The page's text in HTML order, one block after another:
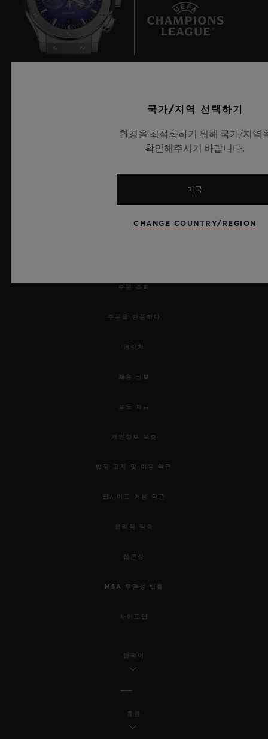
서비스
주문 조회
주문을 반품하다
연락처
채용 정보
보도 자료
개인정보 보호
법적 고지 및 이용 약관
웹사이트 이용 약관
윤리적 약속
접근성
MSA 투명성 법률
사이트맵
한국어
홍콩
국가/지역 선택하기
환경을 최적화하기 위해 국가/지역
확인해주시기 바랍니다.
미국
CHANGE COUNTRY/REGION